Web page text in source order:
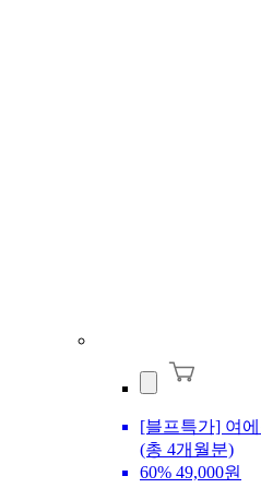
[블프특가] 여
(총 4개월분)
60% 49,000원